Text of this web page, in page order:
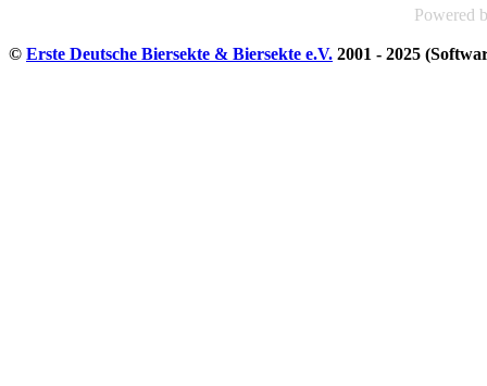
Powered
© Erste Deutsche Biersekte & Biersekte e.V. 2001 - 2025